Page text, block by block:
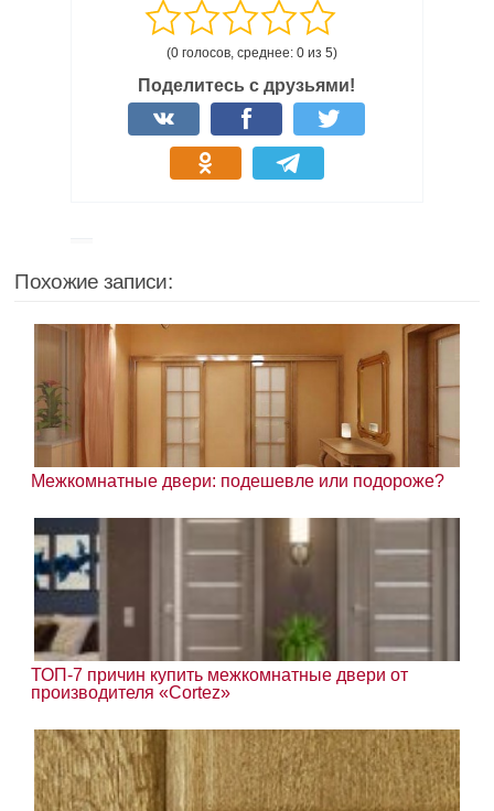
(0 голосов, среднее: 0 из 5)
Поделитесь с друзьями!
Похожие записи:
Межкомнатные двери: подешевле или подороже?
ТОП-7 причин купить межкомнатные двери от
производителя «Cortez»